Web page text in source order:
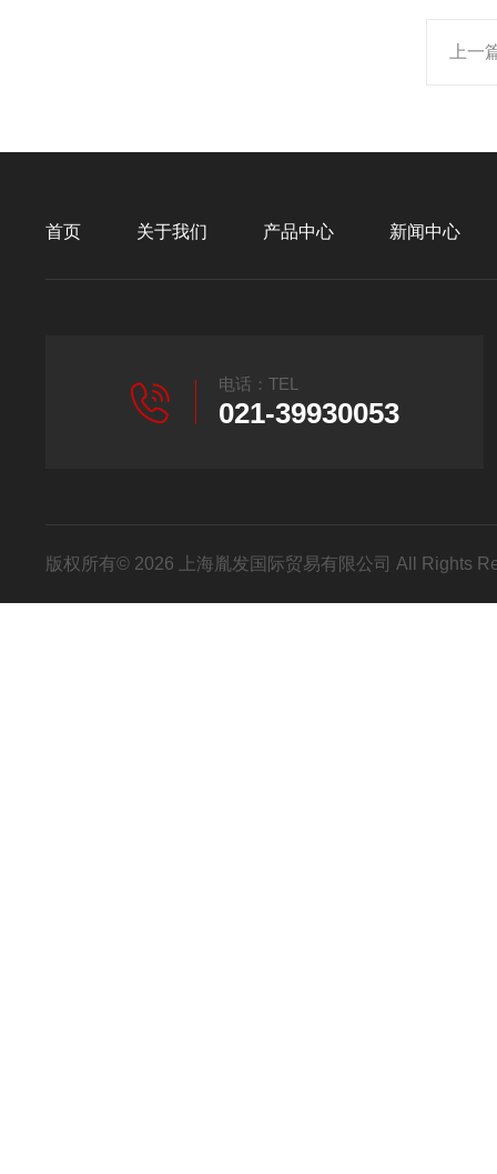
上一
首页 关于我们 产品中心 新闻中心
电话：TEL
021-39930053
版权所有© 2026 上海胤发国际贸易有限公司 All Rights